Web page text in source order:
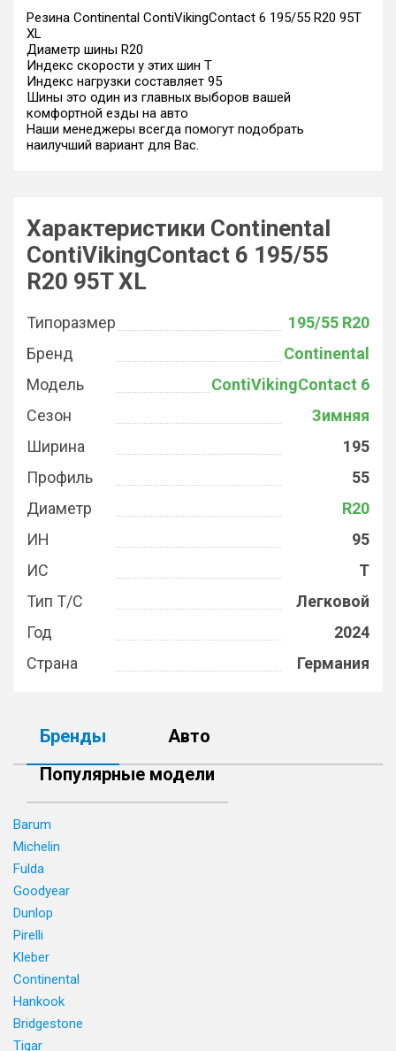
Резина Continental ContiVikingContact 6 195/55 R20 95T
XL
Диаметр шины R20
Индекс скорости у этих шин T
Индекс нагрузки составляет 95
Шины это один из главных выборов вашей
комфортной езды на авто
Наши менеджеры всегда помогут подобрать
наилучший вариант для Вас.
Характеристики Continental
ContiVikingContact 6 195/55
R20 95T XL
Типоразмер
195/55 R20
Бренд
Continental
Модель
ContiVikingContact 6
Сезон
Зимняя
Ширина
195
Профиль
55
Диаметр
R20
ИН
95
ИС
T
Тип Т/С
Легковой
Год
2024
Страна
Германия
Бренды
Авто
Популярные модели
Barum
Michelin
Fulda
Goodyear
Dunlop
Pirelli
Kleber
Continental
Hankook
Bridgestone
Tigar